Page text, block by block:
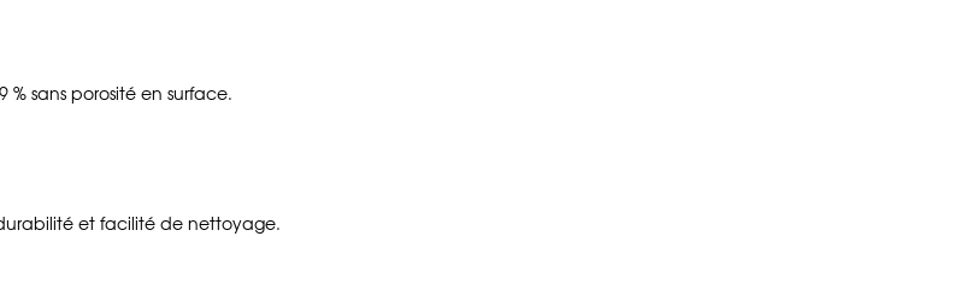
sans porosité en surface.
et facilité de nettoyage.